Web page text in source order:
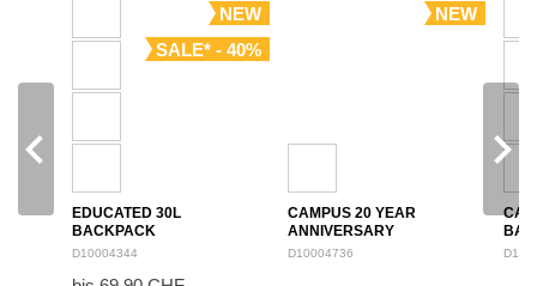
NEW
SALE* - 40%
EDUCATED 30L
BACKPACK
D10004344
NEW
CAMPUS 20 YEAR
ANNIVERSARY
BACKPACK 28L
D10004736
navigate_before navigate_next